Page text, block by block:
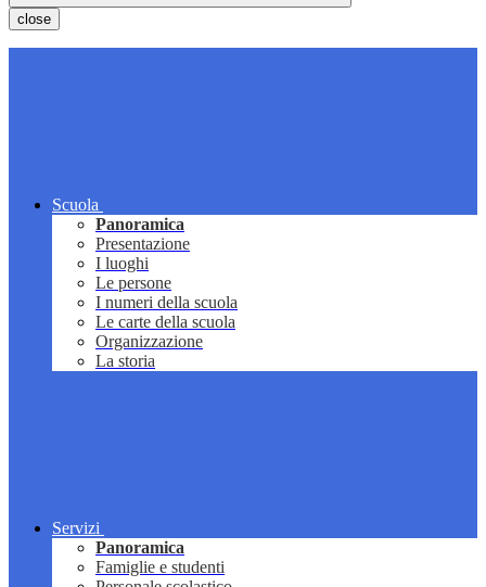
close
Scuola
Panoramica
Presentazione
I luoghi
Le persone
I numeri della scuola
Le carte della scuola
Organizzazione
La storia
Servizi
Panoramica
Famiglie e studenti